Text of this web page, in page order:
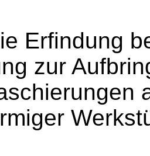
Erfindung
zur